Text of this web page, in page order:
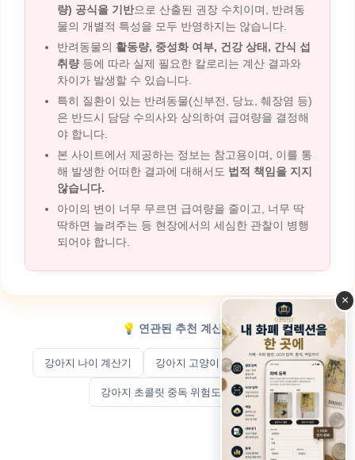
량) 공식을 기반으로 산출된 권장 수치이며, 반려동
물의 개별적 특성을 모두 반영하지는 않습니다.
반려동물의 활동량, 중성화 여부, 건강 상태, 간식 섭
취량등에 따라 실제 필요한 칼로리는 계산 결과와
차이가 발생할 수 있습니다.
특히 질환이 있는 반려동물(신부전, 당뇨, 췌장염 등)
은 반드시 담당 수의사와 상의하여 급여량을 결정해
야 합니다.
본 사이트에서 제공하는 정보는 참고용이며, 이를 통
해 발생한 어떠한 결과에 대해서도 법적 책임을 지지
않습니다.
아이의 변이 너무 무르면 급여량을 줄이고, 너무 딱
딱하면 늘려주는 등 현장에서의 세심한 관찰이 병행
되어야 합니다.
💡 연관된 추천 계산기
강아지 나이 계산기 강아지 고양이 비만도(BCS) 계산기
강아지 초콜릿 중독 위험도 계산기
×